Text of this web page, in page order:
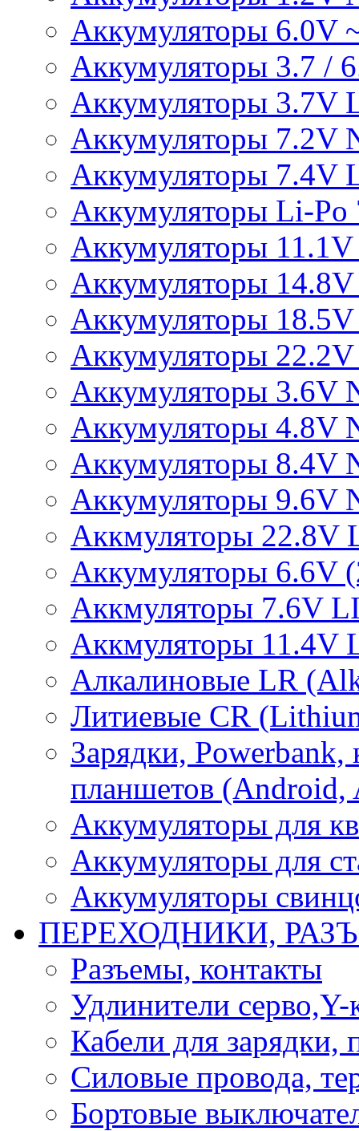
Аккумуляторы 6.0V
Аккумуляторы 3.7 /
Аккумуляторы 3.7V
Аккумуляторы 7.2V
Аккумуляторы 7.4V
Аккумуляторы Li-Po
Аккумуляторы
Аккумуляторы
Аккумуляторы
Аккумуляторы
Аккумуляторы 3.6V
Аккумуляторы 4.8V
Аккумуляторы 8.4V
Аккумуляторы 9.6V
Аккмуляторы 22.8V
Аккумуляторы 6.6V
Аккмуляторы 7.6V
Аккмуляторы 11.4V
Алкалиновые LR
Литиевые CR
Зарядки, Powerbank,
планшетов (Android,
Аккумуляторы для
Аккумуляторы для
Аккумуляторы
ПЕРЕХОДНИКИ,
Разъемы, контакты
Удлинители серво,Y-
Кабели для зарядки,
Силовые провода,
Бортовые